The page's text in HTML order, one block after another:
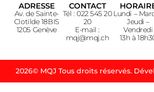
ADRESSE
Av. de Sainte-
Clotilde 18BIS
1205 Genève
CONTACT
Tél : 022 545 20
20
E-mail :
mqj@mqj.ch
Lundi –
Jeudi –
Vendredi
13h à
2026© MQJ Tous droits réservés.